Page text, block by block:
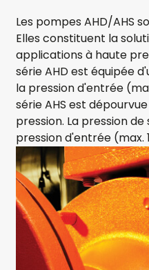
Les pompes AHD/AHS
Elles constituent la
applications à haute
série AHD est équipée
la pression d'entrée
série AHS est
pression. La pression
pression d'entrée (max.